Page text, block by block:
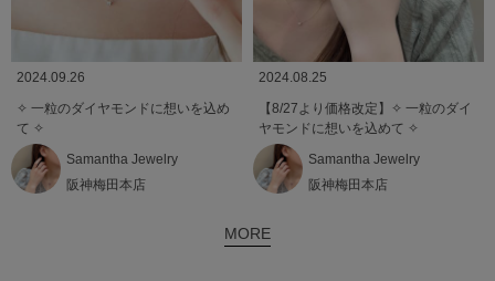
2024.09.26
✧ 一粒のダイヤモンドに想いを込め
て ✧
Samantha Jewelry
阪神梅田本店
2024.08.25
【8/27より価格改定】✧ 一粒のダイ
ヤモンドに想いを込めて ✧
Samantha Jewelry
阪神梅田本店
MORE